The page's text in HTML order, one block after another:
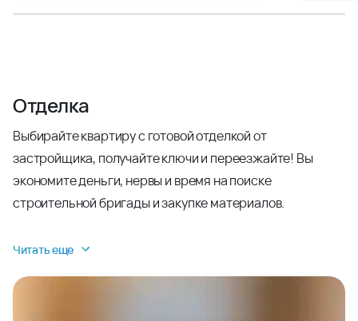
Отделка
Выбирайте квартиру с готовой отделкой от
застройщика, получайте ключи и переезжайте! Вы
экономите деньги, нервы и время на поиске
строительной бригады и закупке материалов.
Читать еще